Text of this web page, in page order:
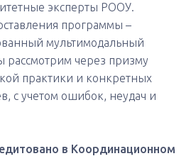
эксперты РООУ.
программы –
мультимодальный
рассмотрим через призму
практики и конкретных
с учетом ошибок, неудач и
в Координационном